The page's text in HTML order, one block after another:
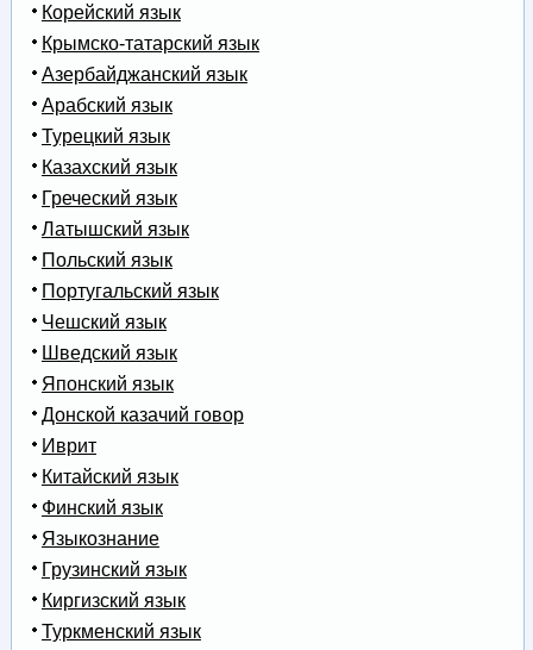
Корейский язык
Крымско-татарский язык
Азербайджанский язык
Арабский язык
Турецкий язык
Казахский язык
Греческий язык
Латышский язык
Польский язык
Португальский язык
Чешский язык
Шведский язык
Японский язык
Донской казачий говор
Иврит
Китайский язык
Финский язык
Языкознание
Грузинский язык
Киргизский язык
Туркменский язык